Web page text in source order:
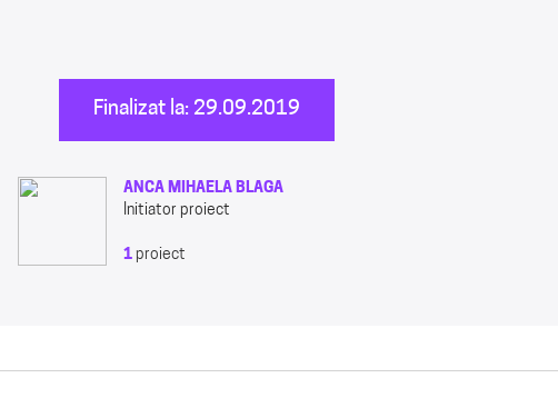
Finalizat la: 29.09.2019
ANCA MIHAELA BLAGA
Initiator proiect
1proiect